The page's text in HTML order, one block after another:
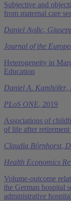
Subjective and
from maternal care
Daniel Avdic,
Journal of the
Heterogeneity in
Education
Daniel A. Kamhöfer,
PLoS ONE, 2019
Associations of
of life after
Claudia Börnhorst,
Health Economics
Volume-outcome
the German hospital
administrative